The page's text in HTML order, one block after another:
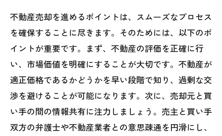
不動産売却を進めるポイントは、スムーズなプロセス
を確保することに尽きます。そのためには、以下のポ
イントが重要です。まず、不動産の評価を正確に行
い、市場価値を明確にすることが大切です。不動産が
適正価格であるかどうかを早い段階で知り、過剰な交
渉を避けることが可能になります。次に、売却元と買
い手の間の情報共有に注力しましょう。売主と買い手
双方の弁護士や不動産業者との意思疎通を円滑にし、